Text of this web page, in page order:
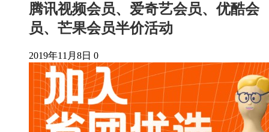
腾讯视频会员、爱奇艺会员、优酷会
员、芒果会员半价活动
2019年11月8日 0